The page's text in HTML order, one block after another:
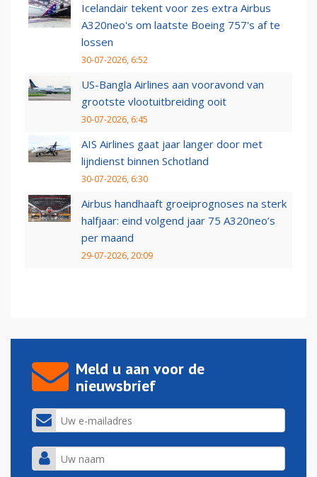
Icelandair tekent voor zes extra Airbus
A320neo's om laatste Boeing 757's af te
lossen
30-07-2026, 6:52
US-Bangla Airlines aan vooravond van
grootste vlootuitbreiding ooit
30-07-2026, 6:45
AIS Airlines gaat jaar langer door met
lijndienst binnen Schotland
30-07-2026, 6:30
Airbus handhaaft groeiprognoses na sterk
halfjaar: eind volgend jaar 75 A320neo’s
per maand
29-07-2026, 20:09
Meld u aan voor de
nieuwsbrief